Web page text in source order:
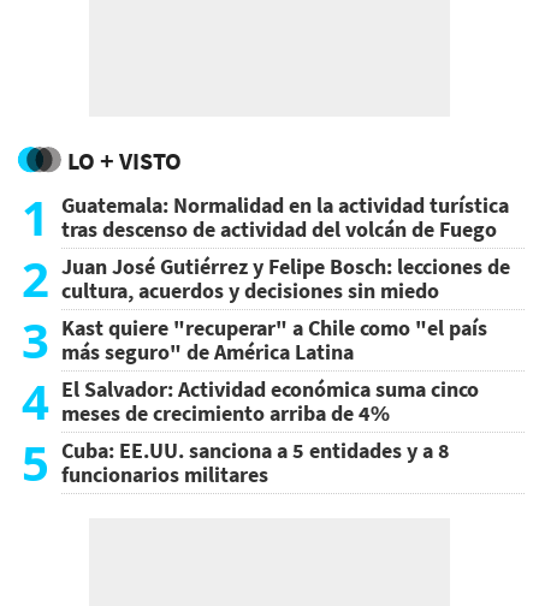
LO + VISTO
1
Guatemala: Normalidad en la actividad turística
tras descenso de actividad del volcán de Fuego
2 Juan José Gutiérrez y Felipe Bosch: lecciones de
cultura, acuerdos y decisiones sin miedo
3 Kast quiere "recuperar" a Chile como "el país
más seguro" de América Latina
4 El Salvador: Actividad económica suma cinco
meses de crecimiento arriba de 4%
5 Cuba: EE.UU. sanciona a 5 entidades y a 8
funcionarios militares